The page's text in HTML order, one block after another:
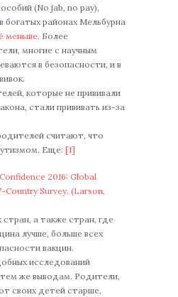
(No jab, no pay),
богатых районах Мельбурна
меньше. Более
многие с научным
в безопасности, и в
которые не прививали
стали прививать из-за
считают, что
Еще: [1]
2016: Global
Country Survey. (Larson,
а также стран, где
лучше, больше всех
вакцин.
исследований
же выводам. Родители,
своих детей старше,